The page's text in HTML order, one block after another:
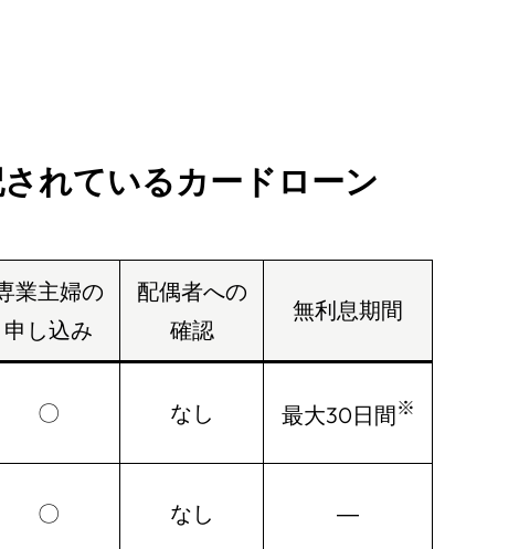
れているカードローン
業主婦の
申し込み
配偶者への
確認
無利息期間
〇 なし 最大30日間※
〇 なし ―